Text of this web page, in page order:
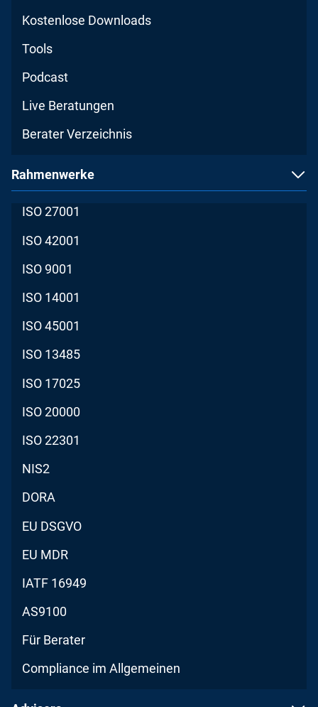
Kostenlose Downloads
Tools
Podcast
Live Beratungen
Berater Verzeichnis
Rahmenwerke
ISO 27001
ISO 42001
ISO 9001
ISO 14001
ISO 45001
ISO 13485
ISO 17025
ISO 20000
ISO 22301
NIS2
DORA
EU DSGVO
EU MDR
IATF 16949
AS9100
Für Berater
Compliance im Allgemeinen